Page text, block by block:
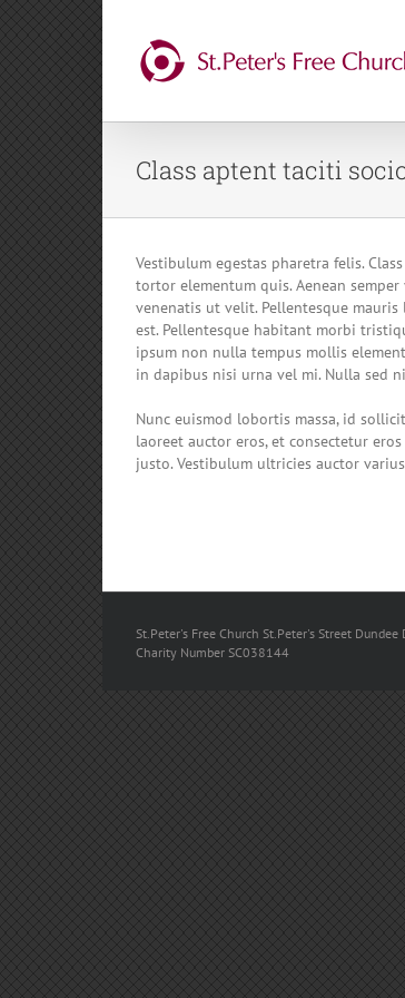
Class aptent taciti
Vestibulum egestas pharetra felis.
tortor elementum quis. Aenean
venenatis ut velit. Pellentesque
est. Pellentesque habitant morbi
ipsum non nulla tempus mollis
in dapibus nisi urna vel mi. Nulla sed
Nunc euismod lobortis massa, id
laoreet auctor eros, et consectetur
justo. Vestibulum ultricies auctor
St.Peter's Free Church St.Peter's Street
Charity Number SC038144